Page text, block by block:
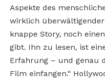
Aspekte des
wirklich überwältigender
knappe Story, noch
gibt. Ihn zu lesen, ist
Erfahrung – und genau
Film einfangen.“